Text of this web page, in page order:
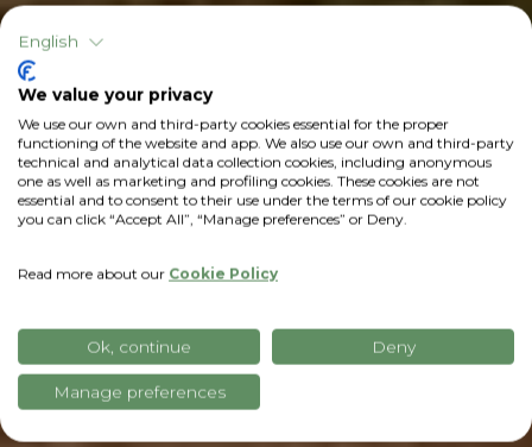
English
We value your privacy
We use our own and third-party cookies essential for the proper
functioning of the website and app. We also use our own and third-party
technical and analytical data collection cookies, including anonymous
one as well as marketing and profiling cookies. These cookies are not
essential and to consent to their use under the terms of our cookie policy
you can click “Accept All”, “Manage preferences” or Deny.
Read more about our Cookie Policy
Ok, continue Deny
Manage preferences